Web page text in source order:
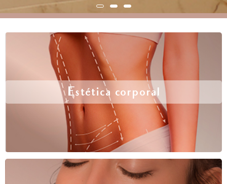
Estética corporal